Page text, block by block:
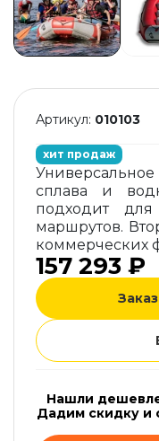
Артикул: 010103
хит продаж
сплава и
подходит для
маршрутов.
коммерческих
157 293 ₽
Нашли
Дадим скидку и